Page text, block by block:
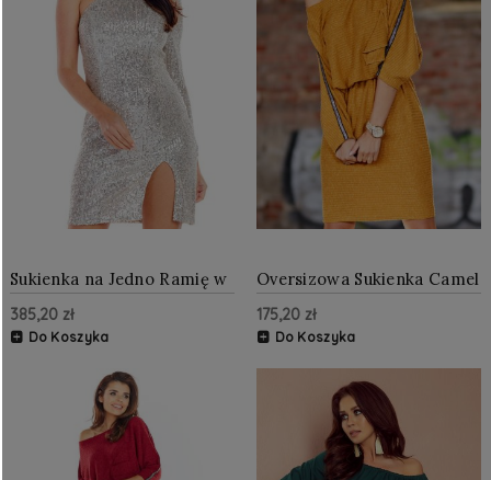
Sukienka na Jedno Ramię w
Beżowe Cekiny AW351
385,20 zł
Do Koszyka
Oversizowa Sukienka Camel
AW325
175,20 zł
Do Koszyka